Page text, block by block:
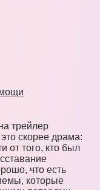
трейлер
скорее драма:
от того, кто был
что есть
которые